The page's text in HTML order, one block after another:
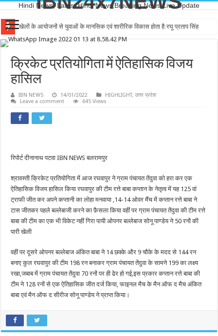
Hindi News, Latest Hindi News,Breaking News,Live Update
खेलों के आयोजनों से युवाओं के मानसिक एवं शारीरिक विकास होता है:रघू प्रताप सिंह
क्रिकेट प्रतियोगिता में ऐतिहासिक विजय
हासिल
IBN NEWS 14/01/2022 HIGHLIGHT,उत्तर प्रदेश
Leave a comment
645 Views
रिपोर्ट दीनानाथ पटवा IBN NEWS बलरामपुर
श्रावस्ती क्रिकेट प्रतियोगिता में आज रघवापुर ने ग्राम पंचायत तेंदुवा को हरा कर एक
ऐतिहासिक विजय हासिल किया रघवापुर की टीम रत्ते बाबा कप्तान के नेतृत्व में यह 125 वां
ट्राफी जीत कर अपने कप्तानी का लोहा मनवाया ,14-14 ओवर मैंच में कप्तान रत्ते बाबा ने
टास जीतकर पहले बल्लेबाजी करने का फ़ैसला किया वहीं पर ग्राम पंचायत तेंदुवा की टीम रत्ते
बाबा की टीम का एक भी विकेट नहीं गिरा पायी ओपनर बल्लेबाज सोनू पाण्डेय ने 50 रनों की
पारी खेली
वहीं पर दूसरे ओपनर बल्लेबाज अंकित बाबा ने 14 छक्के और 9 चौके के मदद से 144 रन
बनाए कुल रघवापुर की टीम 198 रन बनाकर ग्राम पंचायत तेंदुवा के सामने 199 का लक्ष्य
रखा,जबाब में ग्राम पंचायत तेंदुवा 70 रनों पर ही ढेर हो गई,इस प्रकार कप्तान रत्ते बाबा की
टीम ने 128 रनों से एक ऐतिहासिक जीत दर्ज किया, फाइनल मैच के मैन ऑफ द मैच अंकित
बाबा एवं मैन ऑफ द सीरीज सोनू पाण्डेय ने प्राप्त किया।